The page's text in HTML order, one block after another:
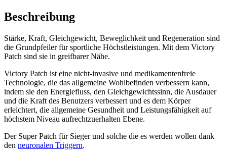
Beschreibung
Stärke, Kraft, Gleichgewicht, Beweglichkeit und Regeneration sind
die Grundpfeiler für sportliche Höchstleistungen. Mit dem Victory
Patch sind sie in greifbarer Nähe.
Victory Patch ist eine nicht-invasive und medikamentenfreie
Technologie, die das allgemeine Wohlbefinden verbessern kann,
indem sie den Energiefluss, den Gleichgewichtssinn, die Ausdauer
und die Kraft des Benutzers verbessert und es dem Körper
erleichtert, die allgemeine Gesundheit und Leistungsfähigkeit auf
höchstem Niveau aufrechtzuerhalten Ebene.
Der Super Patch für Sieger und solche die es werden wollen dank
den neuronalen Triggern.